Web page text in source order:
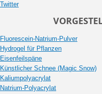
Twitter
Fluorescein-Natrium-Pulver
Hydrogel für Pflanzen
Eisenfeilspäne
Künstlicher Schnee (Magic Snow)
Kaliumpolyacrylat
Natrium-Polyacrylat